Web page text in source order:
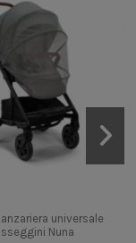
universale
Nuna